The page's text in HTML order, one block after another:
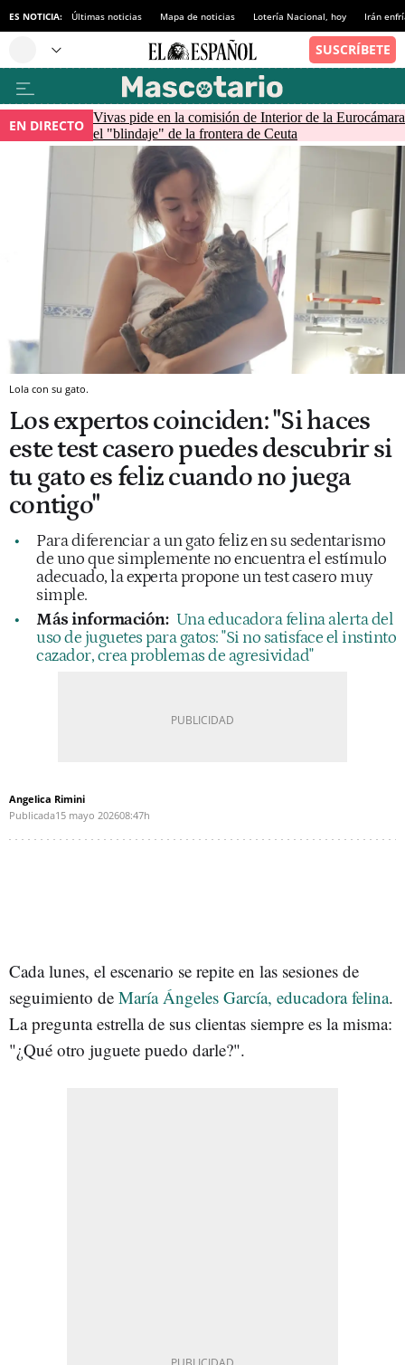
ES NOTICIA: Últimas noticias Mapa de noticias Lotería Nacional, hoy Irán
EN DIRECTO Vivas pide en la comisión de Interior de la Eurocámara
el "blindaje" de la frontera de Ceuta
Lola con su gato.
Los expertos coinciden: "Si haces
este test casero puedes descubrir si
tu gato es feliz cuando no juega
contigo"
Para diferenciar a un gato feliz en su sedentarismo
de uno que simplemente no encuentra el estímulo
adecuado, la experta propone un test casero muy
simple.
Más información: Una educadora felina alerta del
uso de juguetes para gatos: "Si no satisface el instinto
cazador, crea problemas de agresividad"
Angelica Rimini
Publicada15 mayo 202608:47h
Cada lunes, el escenario se repite en las sesiones de
seguimiento de María Ángeles García, educadora felina.
La pregunta estrella de sus clientas siempre es la misma:
"¿Qué otro juguete puedo darle?".